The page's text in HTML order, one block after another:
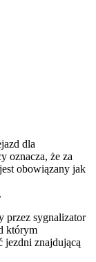
dla
oznacza, że za
obowiązany jak
przez sygnalizator
którym
jezdni znajdującą